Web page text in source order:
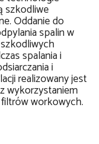
szkodliwe
Oddanie do
spalin w
spalania i
i
realizowany jest
wykorzystaniem
workowych.